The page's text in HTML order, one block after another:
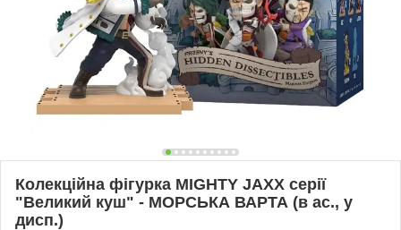
Колекційна фігурка MIGHTY JAXX серії
"Великий куш" - МОРСЬКА ВАРТА (в ас., у
дисп.)